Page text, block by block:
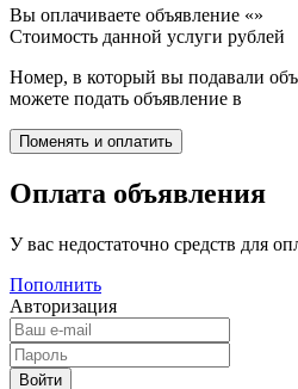
Вы оплачиваете объявление «»
Стоимость данной услуги рублей
Номер, в который вы подавали
можете подать объявление в
Оплата объявления
У вас недостаточно средств для
Пополнить
Авторизация